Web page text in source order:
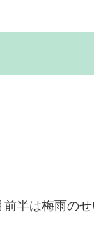
半は梅雨の